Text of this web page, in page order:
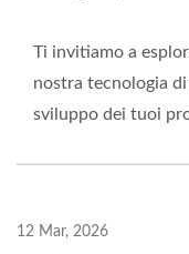
Ti invitiamo a
nostra tecnologia
sviluppo dei tuoi
12 Mar, 2026